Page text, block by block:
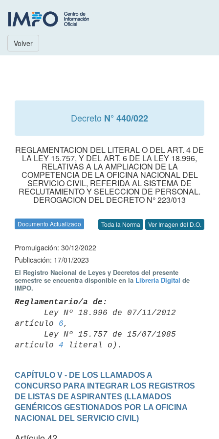
Volver
Decreto N° 440/022
REGLAMENTACION DEL LITERAL O DEL ART. 4 DE
LA LEY 15.757, Y DEL ART. 6 DE LA LEY 18.996,
RELATIVAS A LA AMPLIACION DE LA
COMPETENCIA DE LA OFICINA NACIONAL DEL
SERVICIO CIVIL, REFERIDA AL SISTEMA DE
RECLUTAMIENTO Y SELECCION DE PERSONAL.
DEROGACION DEL DECRETO N° 223/013
Documento Actualizado Toda la Norma Ver Imagen del D.O.
Promulgación: 30/12/2022
Publicación: 17/01/2023
El Registro Nacional de Leyes y Decretos del presente
semestre se encuentra disponible en la Librería Digital de
IMPO.
Reglamentario/a de:
artículo 6,
artículo 4
CAPÍTULO V - DE LOS LLAMADOS A
CONCURSO PARA INTEGRAR LOS REGISTROS
DE LISTAS DE ASPIRANTES (LLAMADOS
GENÉRICOS GESTIONADOS POR LA OFICINA
NACIONAL DEL SERVICIO CIVIL)